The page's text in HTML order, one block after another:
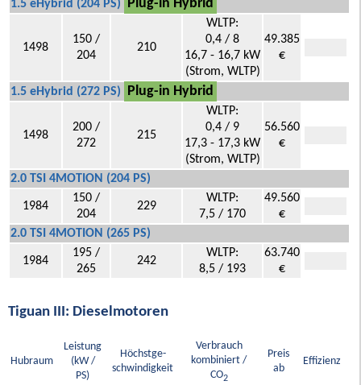
1.5 eHybrid (204 PS)
Plug-in Hybrid
1498
150 /
204
210
WLTP:
0,4 / 8
16,7 - 16,7 kW
(Strom, WLTP)
49.385
€
1.5 eHybrid (272 PS) Plug-in Hybrid
1498
200 /
272
215
WLTP:
0,4 / 9
17,3 - 17,3 kW
(Strom, WLTP)
56.560
€
2.0 TSI 4MOTION (204 PS)
1984
150 /
204
229
WLTP:
7,5 / 170
49.560
€
2.0 TSI 4MOTION (265 PS)
1984
195 /
265
242
WLTP:
8,5 / 193
63.740
€
Tiguan III: Dieselmotoren
Hubraum
Leistung
(kW /
PS)
Höchstge-
schwindigkeit
Verbrauch
kombiniert /
CO2
Preis
ab
Effizienz